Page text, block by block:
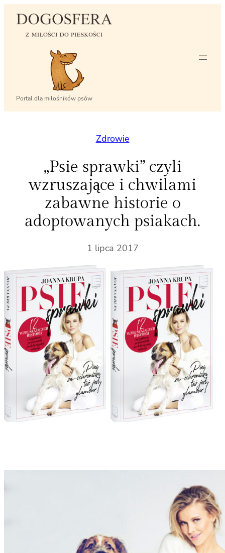
Przejdź
Portal dla miłośników psów
Zdrowie
„Psie sprawki” czyli
wzruszające i chwilami
zabawne historie o
adoptowanych psiakach.
1 lipca 2017